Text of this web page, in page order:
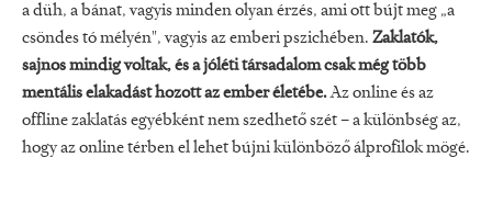
a düh, a bánat, vagyis minden olyan érzés, ami ott bújt meg „a
csöndes tó mélyén", vagyis az emberi pszichében. Zaklatók,
sajnos mindig voltak, és a jóléti társadalom csak még több
mentális elakadást hozott az ember életébe.Az online és az
offline zaklatás egyébként nem szedhető szét – a különbség az,
hogy az online térben el lehet bújni különböző álprofilok mögé.